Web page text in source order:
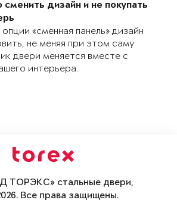
дизайн и не покупать
«сменная панель» дизайн
не меняя при этом саму
двери меняется вместе с
интерьера.
ТОРЭКС» стальные двери,
Все права защищены.